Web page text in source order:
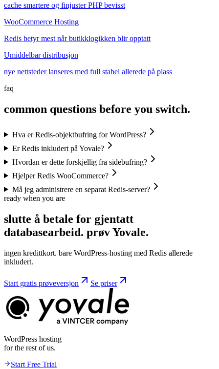
cache smartere og finjuster PHP bevisst
WooCommerce Hosting
Redis betyr mest når butikklogikken blir opptatt
Umiddelbar distribusjon
nye nettsteder lanseres med full stabel allerede på plass
faq
common questions before you switch.
Hva er Redis-objektbufring for WordPress?
Er Redis inkludert på Yovale?
Hvordan er dette forskjellig fra sidebufring?
Hjelper Redis WooCommerce?
Må jeg administrere en separat Redis-server?
ready when you are
slutte å betale for gjentatt
databasearbeid. prøvYovale.
ingen kredittkort. bare WordPress-hosting med Redis allerede
inkludert.
Start gratis prøveversjon Se priser
WordPress hosting
for the rest of us.
Start Free Trial